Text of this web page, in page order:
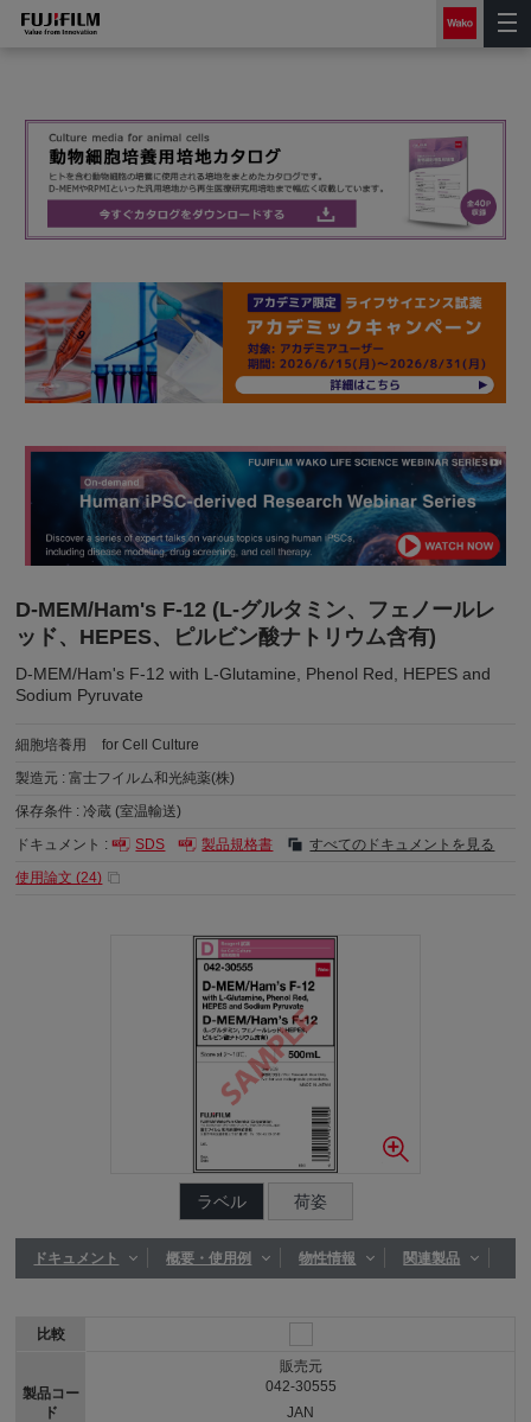
D-MEM/Ham's F-12 (L-グルタミン、フェノールレ
ッド、HEPES、ピルビン酸ナトリウム含有)
D-MEM/Ham's F-12 with L-Glutamine, Phenol Red, HEPES and
Sodium Pyruvate
細胞培養用
for Cell Culture
製造元 :富士フイルム和光純薬(株)
保存条件 :冷蔵 (室温輸送)
ドキュメント :
SDS 製品規格書
すべてのドキュメントを見る
使用論文 (24)
ラベル 荷姿
ドキュメント 概要・使用例 物性情報 関連製品
比較
製品コー
ド
販売元
042-30555
JAN